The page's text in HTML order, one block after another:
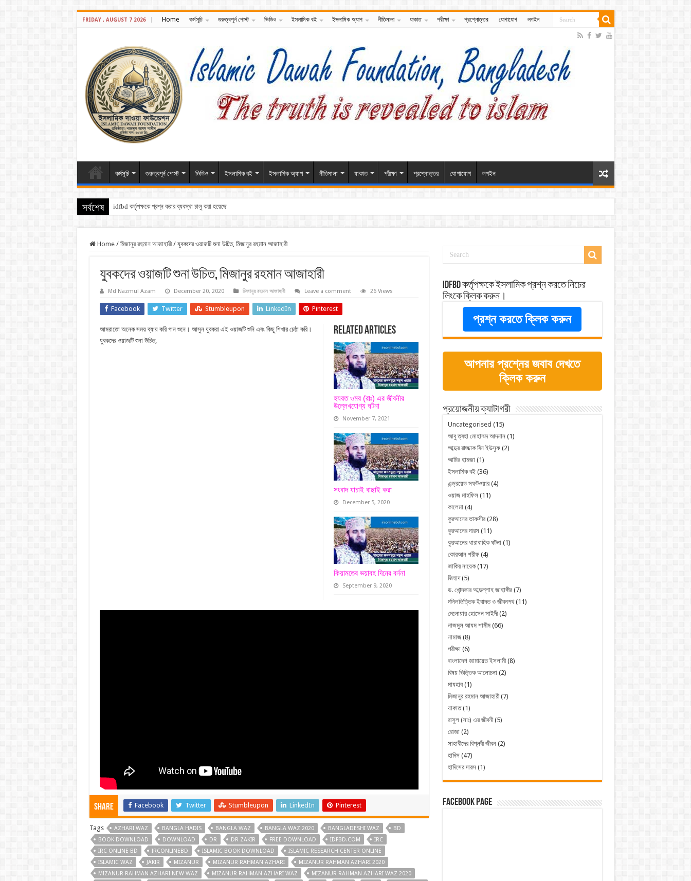
FRIDAY , AUGUST 7 2026 Home কর্মসূচি গুরুত্বপূর্ন পোস্ট ভিডিও ইসলামিক বই ইসলামিক অ্যাপ নীতিমালা যাকাত পরীক্ষা প্রশ্নোত্তর যোগাযোগ লগইন
কর্মসূচি গুরুত্বপূর্ন পোস্ট ভিডিও ইসলামিক বই ইসলামিক অ্যাপ নীতিমালা যাকাত পরীক্ষা প্রশ্নোত্তর যোগাযোগ লগইন
সর্বশেষ idfbd কর্তৃপক্ষকে প্রশ্ন করার ব্যবস্থা চালু করা হয়েছে
Home / মিজানুর রহমান আজাহারী / যুবকদের ওয়াজটি শুনা উচিত, মিজানুর রহমান আজাহারী
যুবকদের ওয়াজটি শুনা উচিত, মিজানুর রহমান আজাহারী
Md Nazmul Azam December 20, 2020 মিজানুর রহমান আজাহারী Leave a comment 26 Views
Facebook Twitter Stumbleupon LinkedIn Pinterest
Related Articles
হযরত ওমর (রাঃ) এর জীবনীর
উল্লেখযোগ্য ঘটনা
November 7, 2021
সংবাদ যাচাই বাছাই করা
December 5, 2020
কিয়ামতের ভয়াবহ দিনের বর্ননা
September 9, 2020
আমরাতো অনেক সময় ব্যায় করি গান শুনে। আসুন যুবকরা এই ওয়াজটি শুনি এবং কিছু শিখার চেষ্ঠা করি।
যুবকদের ওয়াজটি শুনা উচিত,
Share Facebook Twitter Stumbleupon LinkedIn Pinterest
Tags AZHARI WAZ BANGLA HADIS BANGLA WAZ BANGLA WAZ 2020 BANGLADESHI WAZ
BD
BOOK DOWNLOAD
DOWNLOAD DR DR ZAKIR FREE DOWNLOAD IDFBD.COM
IRC
IRC ONLINE BD
IRCONLINEBD ISLAMIC BOOK DOWNLOAD
ISLAMIC RESEARCH CENTER ONLINE
ISLAMIC WAZ
JAKIR MIZANUR MIZANUR RAHMAN AZHARI
MIZANUR RAHMAN AZHARI 2020
MIZANUR RAHMAN AZHARI NEW WAZ
MIZANUR RAHMAN AZHARI WAZ
MIZANUR RAHMAN AZHARI WAZ 2020
idfbd কর্তৃপক্ষকে ইসলামিক প্রশ্ন করতে নিচের
লিংকে ক্লিক করুন।
প্রশ্ন করতে ক্লিক করুন
আপনার প্রশ্নের জবাব দেখতে
ক্লিক করুন
প্রয়োজনীয় ক্যাটাগরী
Uncategorised (15)
আবু ত্বহা মোহাম্মদ আদনান(1)
আব্দুর রাজ্জাক বিন ইউসুফ(2)
আমির হামজা(1)
ইসলামিক বই(36)
এন্ড্রয়েড সফটওয়ার(4)
ওয়াজ মাহফিল(11)
কালেমা(4)
কুরআনের তাফসীর(28)
কুরআনের দারস(11)
কুরআনের ধারাবাহিক ঘটনা(1)
কোরআন শরীফ(4)
জাকির নায়েক(17)
জিহাদ(5)
ড. খোন্দকার আব্দুল্লাহ জাহাঙ্গীর(7)
দলিলভিত্তিক ইবাদত ও জীবনপথ(11)
দেলোয়ার হোসেন সাইদী(2)
নাজমুল আযম শামীম(66)
নামাজ(8)
পরীক্ষা(6)
বাংলাদেশ জামায়েত ইসলামী(8)
বিষয় ভিত্তিক আলোচনা(2)
মাযহাব(1)
মিজানুর রহমান আজাহারী(7)
যাকাত(1)
রাসুল (সাঃ) এর জীবনী(5)
রোজা(2)
সাহাবীদের বিপ্লবী জীবন(2)
হাদিস(47)
হাদিসের দারস(1)
Facebook Page